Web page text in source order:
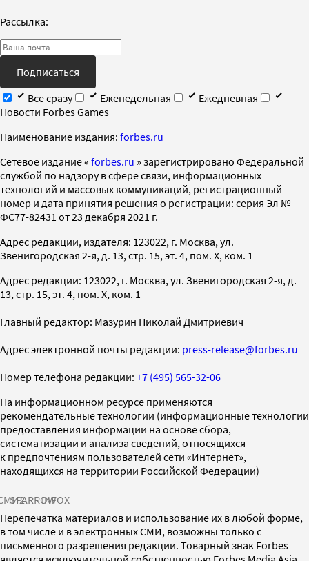
Рассылка:
Подписаться
Все сразу
Еженедельная
Ежедневная
Новости Forbes Games
Наименование издания: forbes.ru
Cетевое издание « forbes.ru » зарегистрировано Федеральной
службой по надзору в сфере связи, информационных
технологий и массовых коммуникаций, регистрационный
номер и дата принятия решения о регистрации: серия Эл №
ФС77-82431 от 23 декабря 2021 г.
Адрес редакции, издателя: 123022, г. Москва, ул.
Звенигородская 2-я, д. 13, стр. 15, эт. 4, пом. X, ком. 1
Адрес редакции: 123022, г. Москва, ул. Звенигородская 2-я, д.
13, стр. 15, эт. 4, пом. X, ком. 1
Главный редактор: Мазурин Николай Дмитриевич
Адрес электронной почты редакции: press-release@forbes.ru
Номер телефона редакции: +7 (495) 565-32-06
На информационном ресурсе применяются
рекомендательные технологии (информационные технологии
предоставления информации на основе сбора,
систематизации и анализа сведений, относящихся
к предпочтениям пользователей сети «Интернет»,
находящихся на территории Российской Федерации)
SPARROWINFOX
Перепечатка материалов и использование их в любой форме,
в том числе и в электронных СМИ, возможны только с
письменного разрешения редакции. Товарный знак Forbes